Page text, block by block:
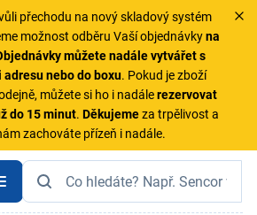
přechodu na nový skladový systém
možnost odběru Vaší objednávkyna
můžete nadále vytvářet s
nebo do boxu. Pokud je zboží
můžete si ho i nadálerezervovat
do 15 minut. Děkujemeza trpělivost a
zachováte přízeň i nadále.